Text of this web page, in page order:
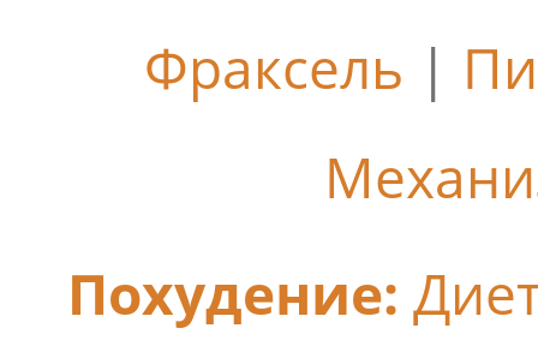
Фраксель |
Похудение: